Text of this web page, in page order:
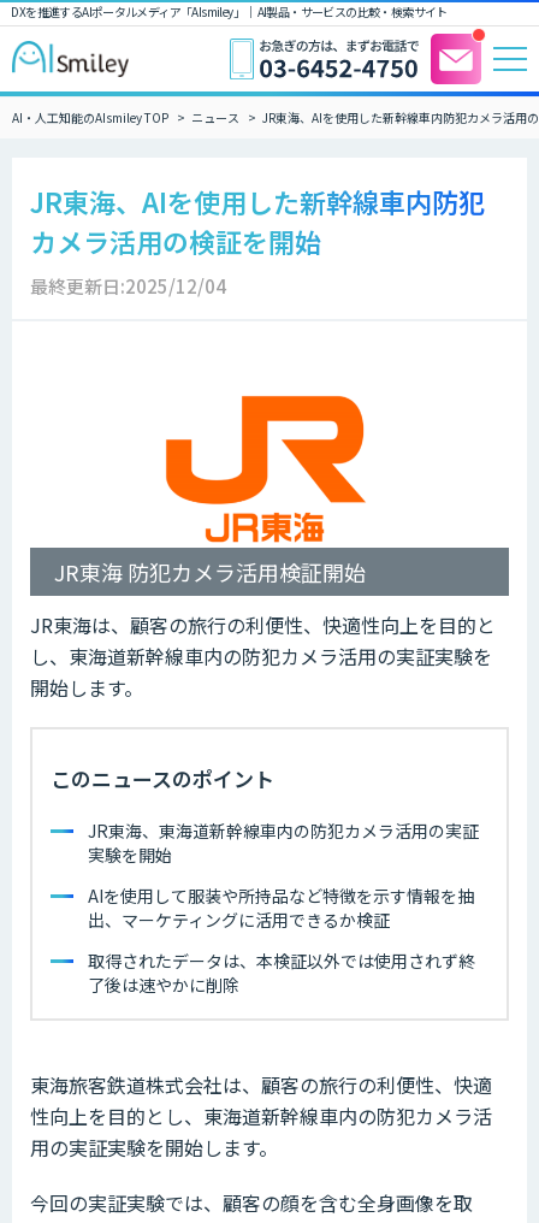
DXを推進するAIポータルメディア「AIsmiley」｜ AI製品・サービスの比較・検索サイト
AI・人工知能のAIsmiley TOP ニュース JR東海、AIを使用した新幹線車内防犯カメラ活用
JR東海、AIを使用した新幹線車内防犯
カメラ活用の検証を開始
最終更新日:2025/12/04
JR東海 防犯カメラ活用検証開始
JR東海は、顧客の旅行の利便性、快適性向上を目的と
し、東海道新幹線車内の防犯カメラ活用の実証実験を
開始します。
このニュースのポイント
JR東海、東海道新幹線車内の防犯カメラ活用の実証
実験を開始
AIを使用して服装や所持品など特徴を示す情報を抽
出、マーケティングに活用できるか検証
取得されたデータは、本検証以外では使用されず終
了後は速やかに削除
東海旅客鉄道株式会社は、顧客の旅行の利便性、快適
性向上を目的とし、東海道新幹線車内の防犯カメラ活
用の実証実験を開始します。
今回の実証実験では、顧客の顔を含む全身画像を取